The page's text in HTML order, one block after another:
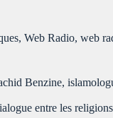
, Web Radio, web
Benzine,
entre les